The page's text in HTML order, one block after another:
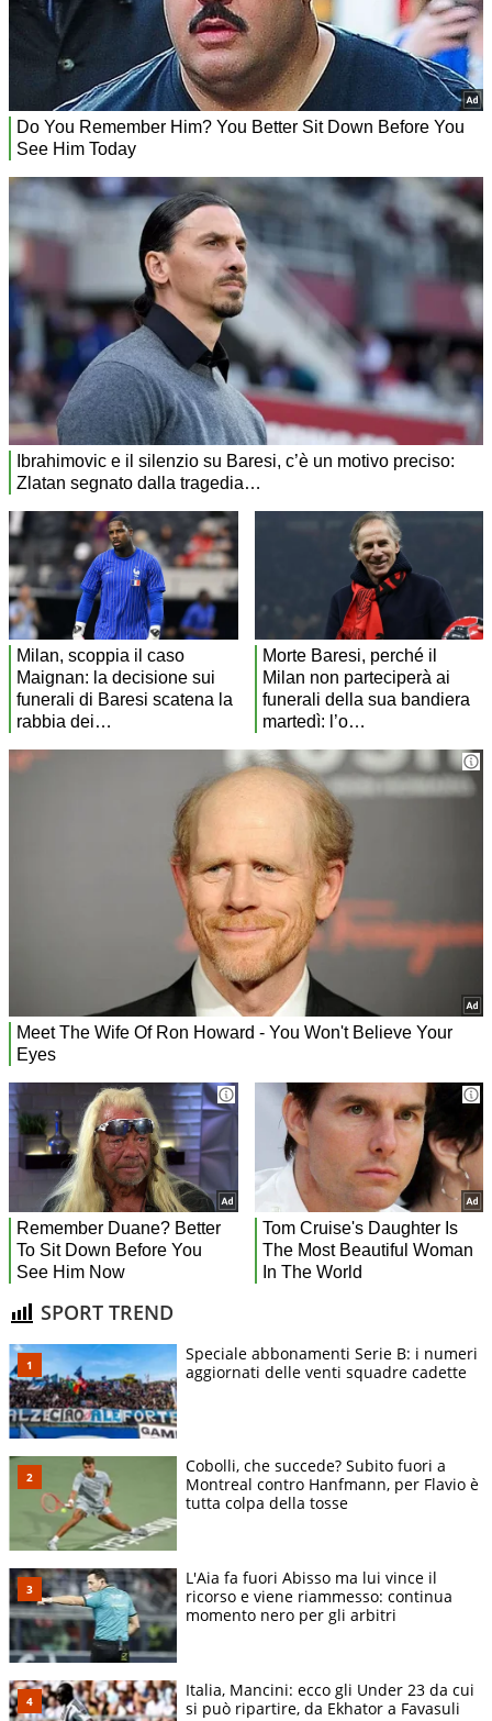
SPORT TREND
Speciale abbonamenti Serie B: i numeri
aggiornati delle venti squadre cadette
Cobolli, che succede? Subito fuori a
Montreal contro Hanfmann, per Flavio è
tutta colpa della tosse
L'Aia fa fuori Abisso ma lui vince il
ricorso e viene riammesso: continua
momento nero per gli arbitri
Italia, Mancini: ecco gli Under 23 da cui
si può ripartire, da Ekhator a Favasuli